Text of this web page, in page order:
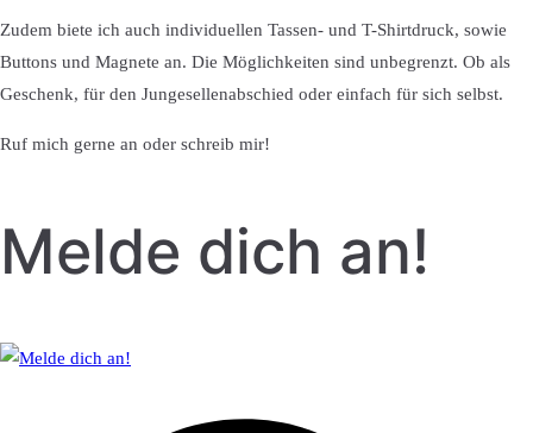
Zudem biete ich auch individuellen Tassen- und T-Shirtdruck, sowie
Buttons und Magnete an. Die Möglichkeiten sind unbegrenzt. Ob als
Geschenk, für den Jungesellenabschied oder einfach für sich selbst.
Ruf mich gerne an oder schreib mir!
Melde dich an!